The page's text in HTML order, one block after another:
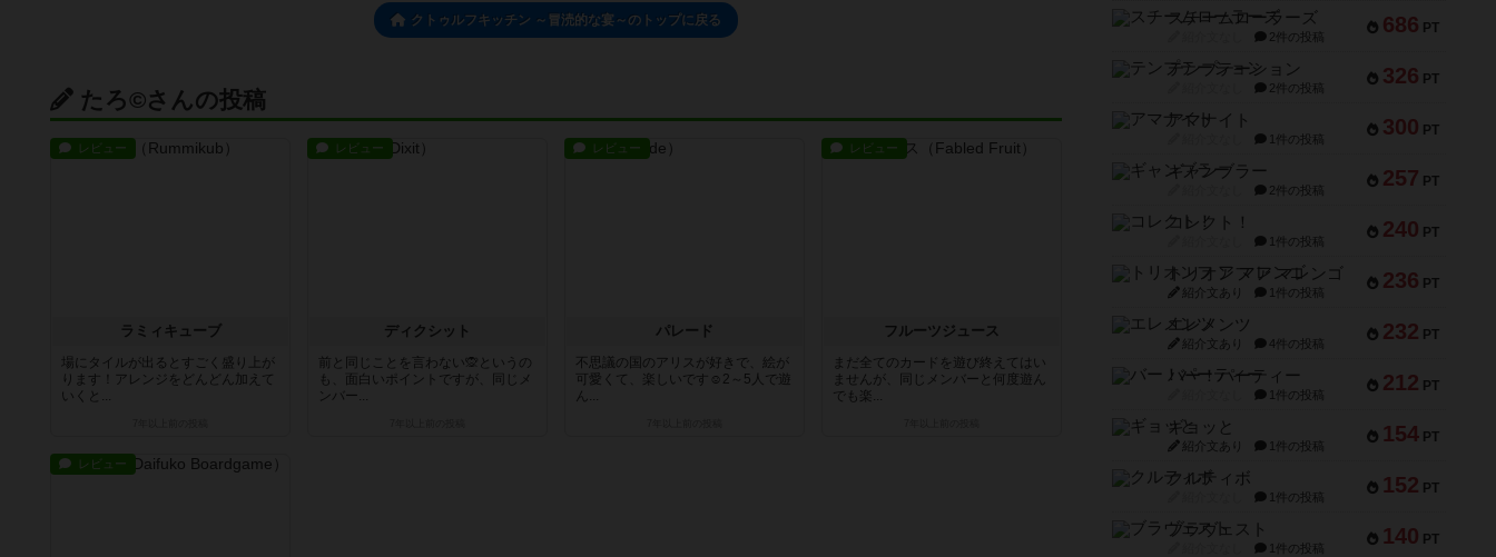
クトゥルフキッチン ～冒涜的な宴～のトップに戻る
たろ©さんの投稿
レビュー
ラミィキューブ
場にタイルが出るとすごく盛り上が
ります！アレンジをどんどん加えて
いくと...
レビュー
ディクシット
前と同じことを言わない🙊というの
も、面白いポイントですが、同じメ
ンバー...
レビュー
パレード
不思議の国のアリスが好きで、絵が
可愛くて、楽しいです☺️2～5人で遊
ん...
レビュー
フルーツジュース
まだ全てのカードを遊び終えてはい
ませんが、同じメンバーと何度遊ん
でも楽...
レビュー
686 PT
スチームローラーズ
2件の投稿
326 PT
テンプテーション
2件の投稿
300 PT
アマナイト
1件の投稿
257 PT
ギャンブラー
2件の投稿
240 PT
コレクト！
1件の投稿
236 PT
トリオンフ ア マレンゴ
紹介文あり 1件の投稿
232 PT
エレメンツ
紹介文あり 4件の投稿
212 PT
バー！パーティー
1件の投稿
154 PT
ギョッと
紹介文あり 1件の投稿
152 PT
クルティボ
1件の投稿
140 PT
ブラヴェスト
1件の投稿